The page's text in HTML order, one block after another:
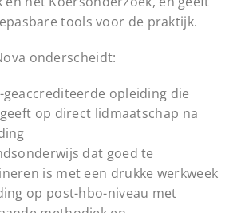
tools voor de praktijk.
onderscheidt:
geaccrediteerde opleiding die
op direct lidmaatschap na
dat goed te
is met een drukke werkweek
op post-hbo-niveau met